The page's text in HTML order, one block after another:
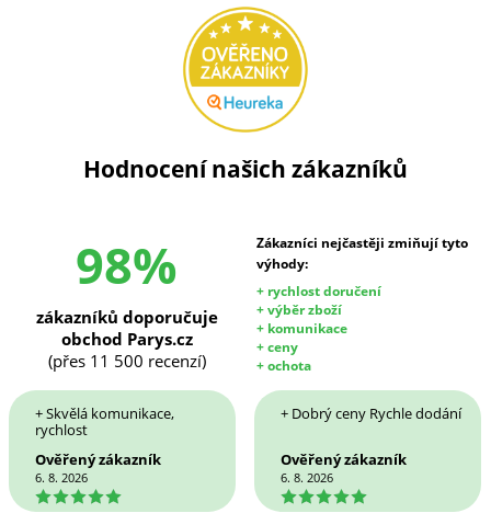
Hodnocení našich zákazníků
98%
Zákazníci nejčastěji zmiňují tyto
výhody:
+ rychlost doručení
+ výběr zboží
+ komunikace
+ ceny
+ ochota
zákazníků doporučuje
obchod Parys.cz
(přes 11 500 recenzí)
+ Skvělá komunikace,
rychlost
Ověřený zákazník
6. 8. 2026
5
+ Dobrý ceny Rychle dodání
Ověřený zákazník
6. 8. 2026
5